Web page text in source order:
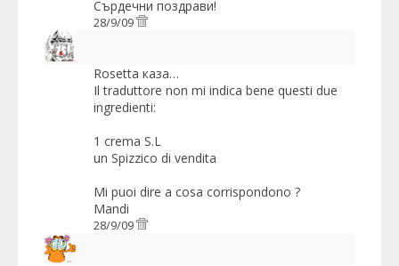
Сърдечни поздрави!
28/9/09
Rosetta каза…
Il traduttore non mi indica bene questi due
ingredienti:
1 crema S.L
un Spizzico di vendita
Mi puoi dire a cosa corrispondono ?
Mandi
28/9/09